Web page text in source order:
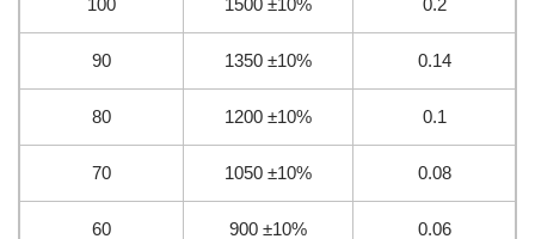
100 1500 ±10% 0.2
90 1350 ±10% 0.14
80 1200 ±10% 0.1
70 1050 ±10% 0.08
60 900 ±10% 0.06